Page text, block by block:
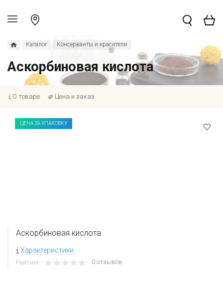
Каталог Консерванты и красители
Аскорбиновая кислота
О товаре Цена и заказ
ЦЕНА ЗА УПАКОВКУ
Аскорбиновая кислота
Характеристики
Рейтинг: 0 отзывов